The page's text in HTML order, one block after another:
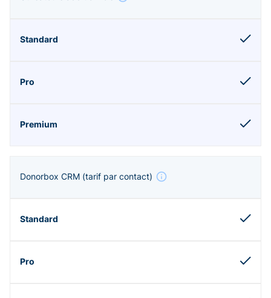
Donorbox CRM (tarif par contact)